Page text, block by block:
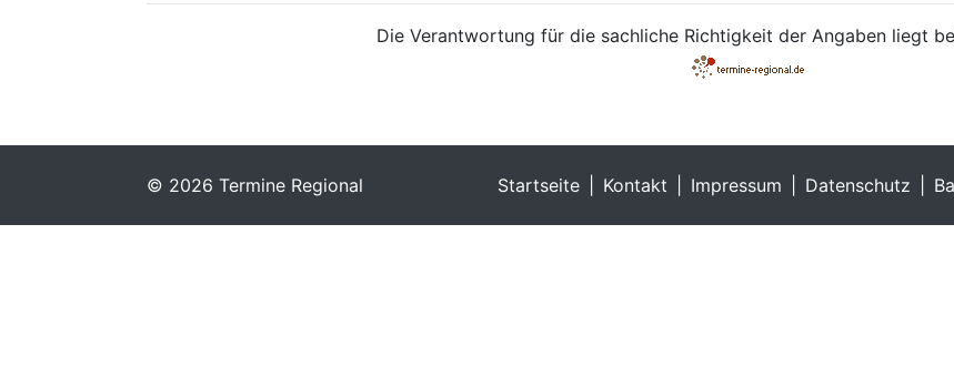
Die Verantwortung für die sachliche Richtigkeit der Angaben liegt
© 2026 Termine Regional Startseite Kontakt Impressum Datenschutz